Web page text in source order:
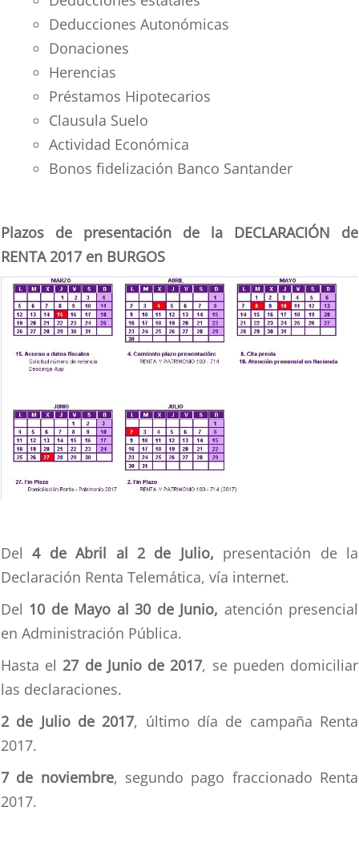
Deducciones Autonómicas
Donaciones
Herencias
Préstamos Hipotecarios
Clausula Suelo
Actividad Económica
Bonos fidelización Banco Santander
Plazos de presentación de la DECLARACIÓN de
RENTA 2017 en BURGOS
Del4 de Abril al 2 de Julio, presentación de la
Declaración Renta Telemática, vía internet.
Del 10 de Mayo al 30 de Junio, atención presencial
en Administración Pública.
Hasta el 27 de Junio de 2017, se pueden domiciliar
las declaraciones.
2 de Julio de 2017, último día de campaña Renta
2017.
7 de noviembre, segundo pago fraccionado Renta
2017.